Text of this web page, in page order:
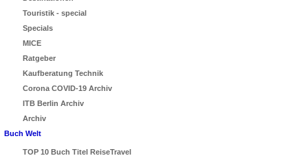
Touristik - special
Specials
MICE
Ratgeber
Kaufberatung Technik
Corona COVID-19 Archiv
ITB Berlin Archiv
Archiv
Buch Welt
TOP 10 Buch Titel ReiseTravel